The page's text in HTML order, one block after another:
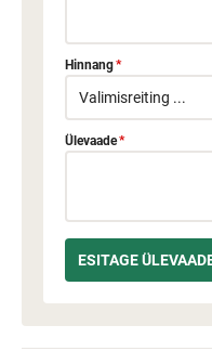
Hinnang*
Ülevaade*